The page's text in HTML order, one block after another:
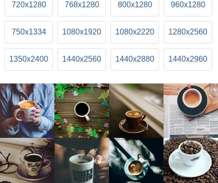
720x1280 768x1280 800x1280 960x1280
750x1334 1080x1920 1080x2220 1280x2560
1350x2400 1440x2560 1440x2880 1440x2960